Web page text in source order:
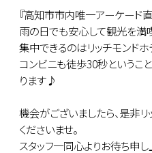
『高知市市内唯一アーケード
雨の日でも安心して観光を満
集中できるのはリッチモンド
コンビニも徒歩30秒というこ
ります♪
機会がございましたら、是非
くださいませ。
スタッフ一同心よりお待ち申し